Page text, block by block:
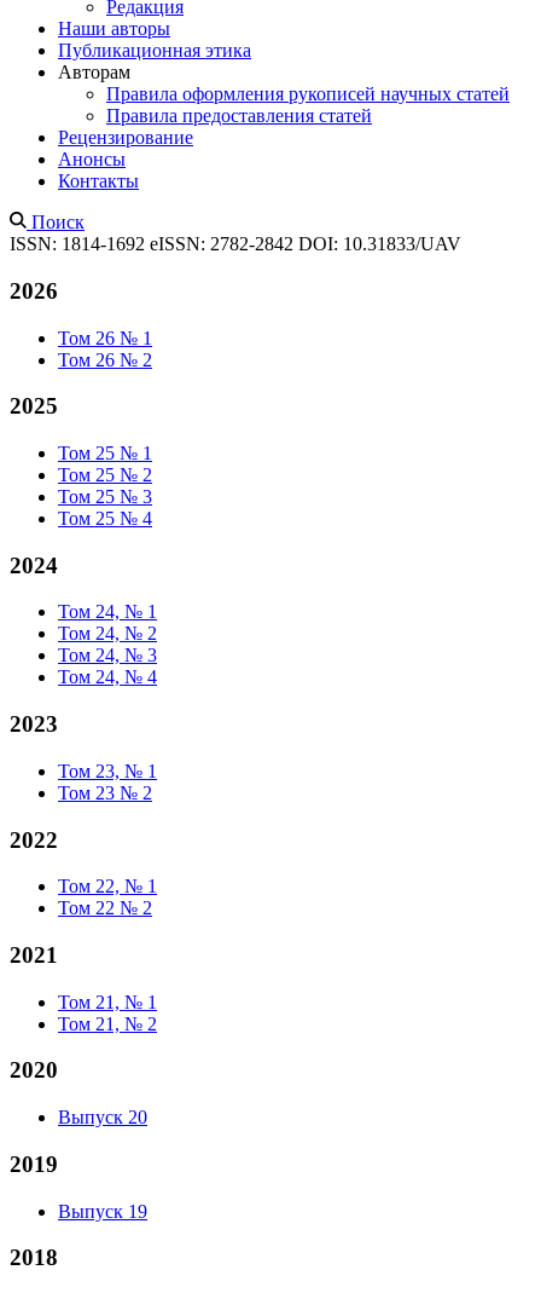
Редакция
Наши авторы
Публикационная этика
Авторам
Правила оформления рукописей научных статей
Правила предоставления статей
Рецензирование
Анонсы
Контакты
Поиск
ISSN: 1814-1692 eISSN: 2782-2842 DOI: 10.31833/UAV
2026
Том 26 № 1
Том 26 № 2
2025
Том 25 № 1
Том 25 № 2
Том 25 № 3
Том 25 № 4
2024
Том 24, № 1
Том 24, № 2
Том 24, № 3
Том 24, № 4
2023
Том 23, № 1
Том 23 № 2
2022
Том 22, № 1
Том 22 № 2
2021
Том 21, № 1
Том 21, № 2
2020
Выпуск 20
2019
Выпуск 19
2018